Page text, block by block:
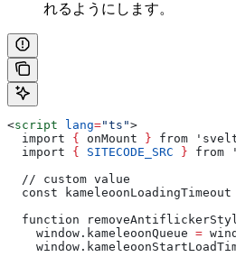
れるようにします。
<script lang="ts">
  import
{ onMount } from
  import
{ SITECODE_SRC } from
  // custom value
const kameleoonLoadingTimeout
function
    window
. kameleoonQueue =
    window
.